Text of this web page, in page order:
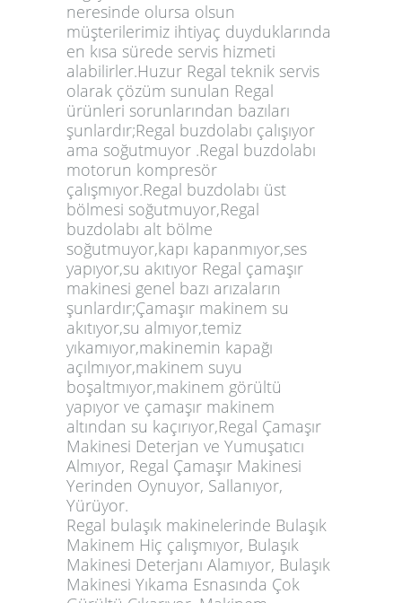
neresinde olursa olsun
müşterilerimiz ihtiyaç duyduklarında
en kısa sürede servis hizmeti
alabilirler.Huzur Regal teknik servis
olarak çözüm sunulan Regal
ürünleri sorunlarından bazıları
şunlardır;Regal buzdolabı çalışıyor
ama soğutmuyor .Regal buzdolabı
motorun kompresör
çalışmıyor.Regal buzdolabı üst
bölmesi soğutmuyor,Regal
buzdolabı alt bölme
soğutmuyor,kapı kapanmıyor,ses
yapıyor,su akıtıyor Regal çamaşır
makinesi genel bazı arızaların
şunlardır;Çamaşır makinem su
akıtıyor,su almıyor,temiz
yıkamıyor,makinemin kapağı
açılmıyor,makinem suyu
boşaltmıyor,makinem görültü
yapıyor ve çamaşır makinem
altından su kaçırıyor,Regal Çamaşır
Makinesi Deterjan ve Yumuşatıcı
Almıyor, Regal Çamaşır Makinesi
Yerinden Oynuyor, Sallanıyor,
Yürüyor.
Regal bulaşık makinelerinde Bulaşık
Makinem Hiç çalışmıyor, Bulaşık
Makinesi Deterjanı Alamıyor, Bulaşık
Makinesi Yıkama Esnasında Çok